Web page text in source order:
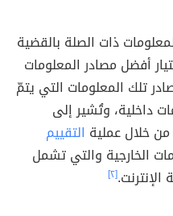
ذات الصلة بالقضية
أفضل مصادر المعلومات
تلك المعلومات التي يتمّ
داخلية، وتُشير إلى
من خلال عملية التقييم
الخارجية والتي تشمل
[٢]